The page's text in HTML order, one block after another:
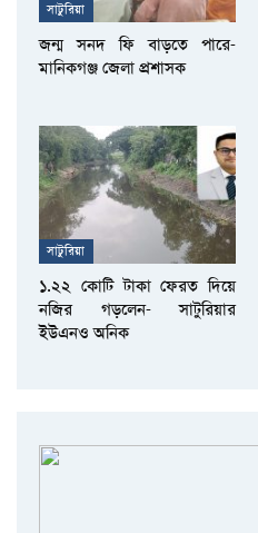
সাটুরিয়া
জন্ম সনদ ফি বাড়তে পারে-
মানিকগঞ্জ জেলা প্রশাসক
সাটুরিয়া
১.২২ কোটি টাকা ফেরত দিয়ে
নজির গড়লেন- সাটুরিয়ার
ইউএনও অনিক